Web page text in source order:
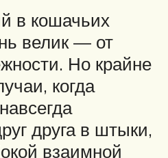
в кошачьих
велик — от
Но крайне
когда
друга в штыки,
взаимной